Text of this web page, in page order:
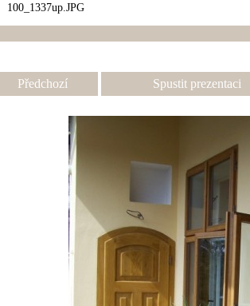
100_1337up.JPG
Předchozí Spustit prezentaci